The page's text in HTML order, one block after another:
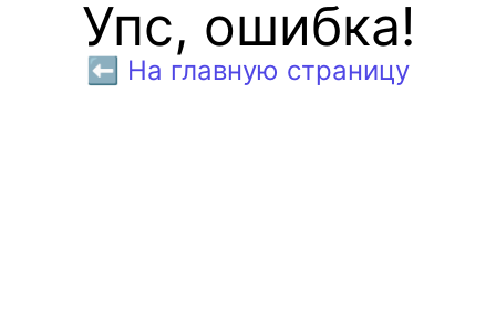
Упс, ошибка!
⬅️ На главную страницу